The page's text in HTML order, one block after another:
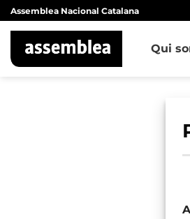
Skip
to
content
Assemblea Nacional Catalana
Qui